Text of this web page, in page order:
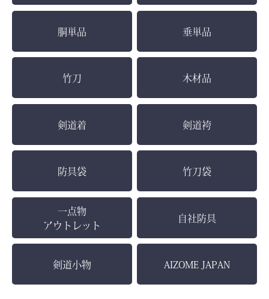
胴単品 垂単品
竹刀 木材品
剣道着 剣道袴
防具袋 竹刀袋
一点物
アウトレット
自社防具
剣道小物 AIZOME JAPAN